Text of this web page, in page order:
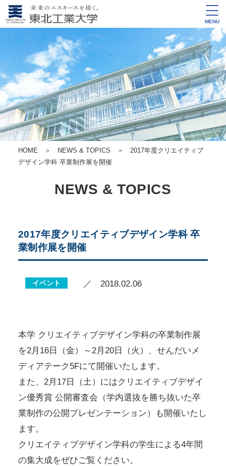
MENU
HOME ＞ NEWS & TOPICS ＞ 2017年度クリエイティブ
デザイン学科 卒業制作展を開催
NEWS & TOPICS
2017年度クリエイティブデザイン学科 卒
業制作展を開催
イベント ／ 2018.02.06
本学 クリエイティブデザイン学科の卒業制作展
を2月16日（金）～2月20日（火）、せんだいメ
ディアテーク5Fにて開催いたします。
また、2月17日（土）にはクリエイティブデザイ
ン優秀賞 公開審査会（学内選抜を勝ち抜いた卒
業制作の公開プレゼンテーション）も開催いたし
ます。
クリエイティブデザイン学科の学生による4年間
の集大成をぜひご覧ください。